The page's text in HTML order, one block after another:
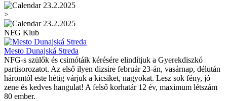
23.2.2025
>
23.2.2025
NFG Klub
Mesto Dunajská Streda
NFG-s szülők és csimótáik kérésére elindítjuk a Gyerekdiszkó
partisorozatot. Az első ilyen dizsire február 23-án, vasárnap, délután
háromtól este hétig várjuk a kicsiket, nagyokat. Lesz sok fény, jó
zene és kedves hangulat! A felső korhatár 12 év, maximum létszám
80 ember.